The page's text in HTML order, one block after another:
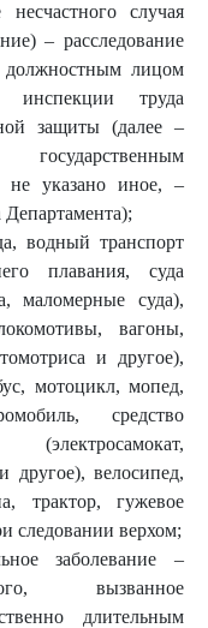
несчастного случая
– расследование
должностным лицом
инспекции труда
защиты (далее –
не указано иное, –
Департамента);
водный транспорт
плавания, суда
маломерные суда),
вагоны,
и другое),
мотоцикл, мопед,
средство
другое), велосипед,
трактор, гужевое
следовании верхом;
заболевание –
вызванное
длительным